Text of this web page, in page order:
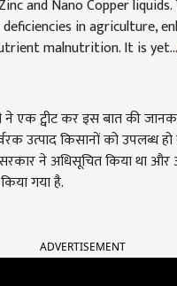
and Nano Copper
in agriculture,
malnutrition. It is yet…
ट्वीट कर इस बात की
उत्पाद किसानों को
ने अधिसूचित किया था
गया है.
ADVERTISEMENT